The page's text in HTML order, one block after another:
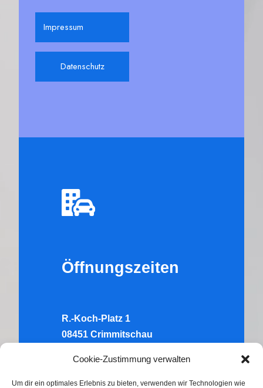
Cookie-Zustimmung verwalten
Um dir ein optimales Erlebnis zu bieten, verwenden wir Technologien wie
Impressum
Datenschutz
Öffnungszeiten
R.-Koch-Platz 1
08451 Crimmitschau
10.00-12.00 Uhr & 14.00-16.00